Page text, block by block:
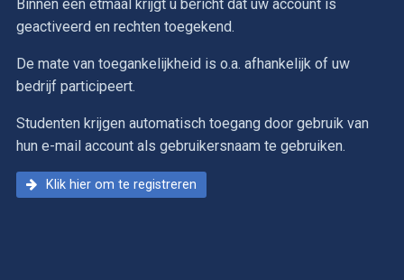
Binnen een etmaal krijgt u bericht dat uw account is
geactiveerd en rechten toegekend.
De mate van toegankelijkheid is o.a. afhankelijk of uw
bedrijf participeert.
Studenten krijgen automatisch toegang door gebruik van
hun e-mail account als gebruikersnaam te gebruiken.
Klik hier om te registreren